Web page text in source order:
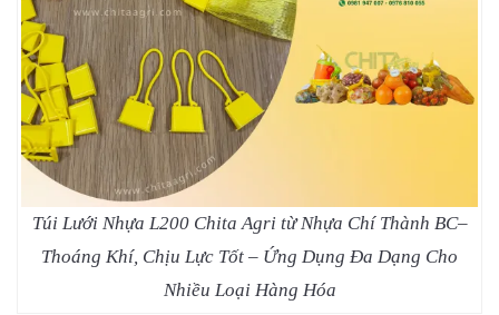
Túi Lưới Nhựa L200 Chita Agri từ Nhựa Chí Thành BC–
Thoáng Khí, Chịu Lực Tốt – Ứng Dụng Đa Dạng Cho
Nhiều Loại Hàng Hóa